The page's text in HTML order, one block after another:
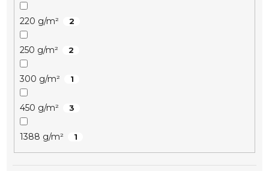
220 g/m² 2
250 g/m² 2
300 g/m² 1
450 g/m² 3
1388 g/m² 1